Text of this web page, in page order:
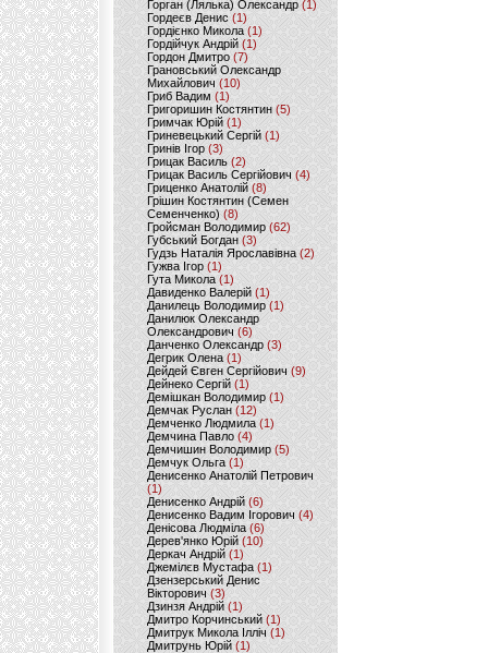
Горган (Лялька) Олександр(1)
Гордеєв Денис (1)
Гордієнко Микола (1)
Гордійчук Андрій (1)
Гордон Дмитро (7)
Грановський Олександр
Михайлович (10)
Гриб Вадим (1)
Григоришин Костянтин (5)
Гримчак Юрій(1)
Гриневецький Сергій(1)
Гринів Ігор (3)
Грицак Василь (2)
Грицак Василь Сергійович (4)
Гриценко Анатолій (8)
Грішин Костянтин (Семен
Семенченко)(8)
Гройсман Володимир(62)
Губський Богдан (3)
Гудзь Наталія Ярославівна(2)
Гужва Ігор (1)
Гута Микола (1)
Давиденко Валерій (1)
Данилець Володимир(1)
Данилюк Олександр
Олександрович (6)
Данченко Олександр (3)
Дегрик Олена(1)
Дейдей Євген Сергійович(9)
Дейнеко Сергій (1)
Демішкан Володимир(1)
Демчак Руслан (12)
Демченко Людмила (1)
Демчина Павло (4)
Демчишин Володимир (5)
Демчук Ольга(1)
Денисенко Анатолій Петрович
(1)
Денисенко Андрій (6)
Денисенко Вадим Ігорович (4)
Денісова Людміла(6)
Дерев'янко Юрій(10)
Деркач Андрій(1)
Джемілєв Мустафа (1)
Дзензерський Денис
Вікторович (3)
Дзинзя Андрій (1)
Дмитро Корчинський (1)
Дмитрук Микола Ілліч (1)
Дмитрунь Юрій (1)